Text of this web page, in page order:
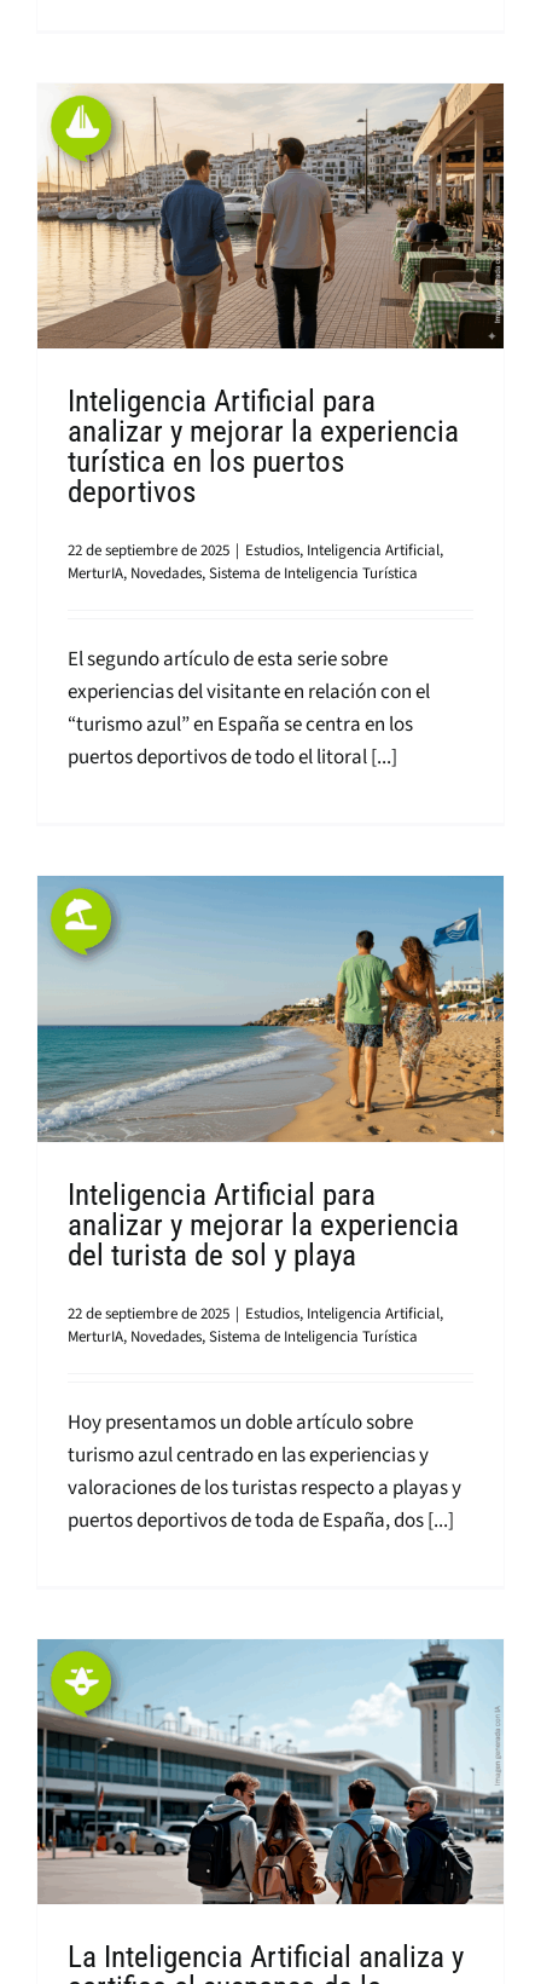
Inteligencia Artificial para
analizar y mejorar la experiencia
turística en los puertos
deportivos
22 de septiembre de 2025 | Estudios, Inteligencia Artificial,
MerturIA, Novedades,Sistema de Inteligencia Turística
El segundo artículo de esta serie sobre
experiencias del visitante en relación con el
“turismo azul” en España se centra en los
puertos deportivos de todo el litoral [...]
Inteligencia Artificial para
analizar y mejorar la experiencia
del turista de sol y playa
22 de septiembre de 2025 | Estudios, Inteligencia Artificial,
MerturIA, Novedades,Sistema de Inteligencia Turística
Hoy presentamos un doble artículo sobre
turismo azul centrado en las experiencias y
valoraciones de los turistas respecto a playas y
puertos deportivos de toda de España, dos [...]
La Inteligencia Artificial analiza y